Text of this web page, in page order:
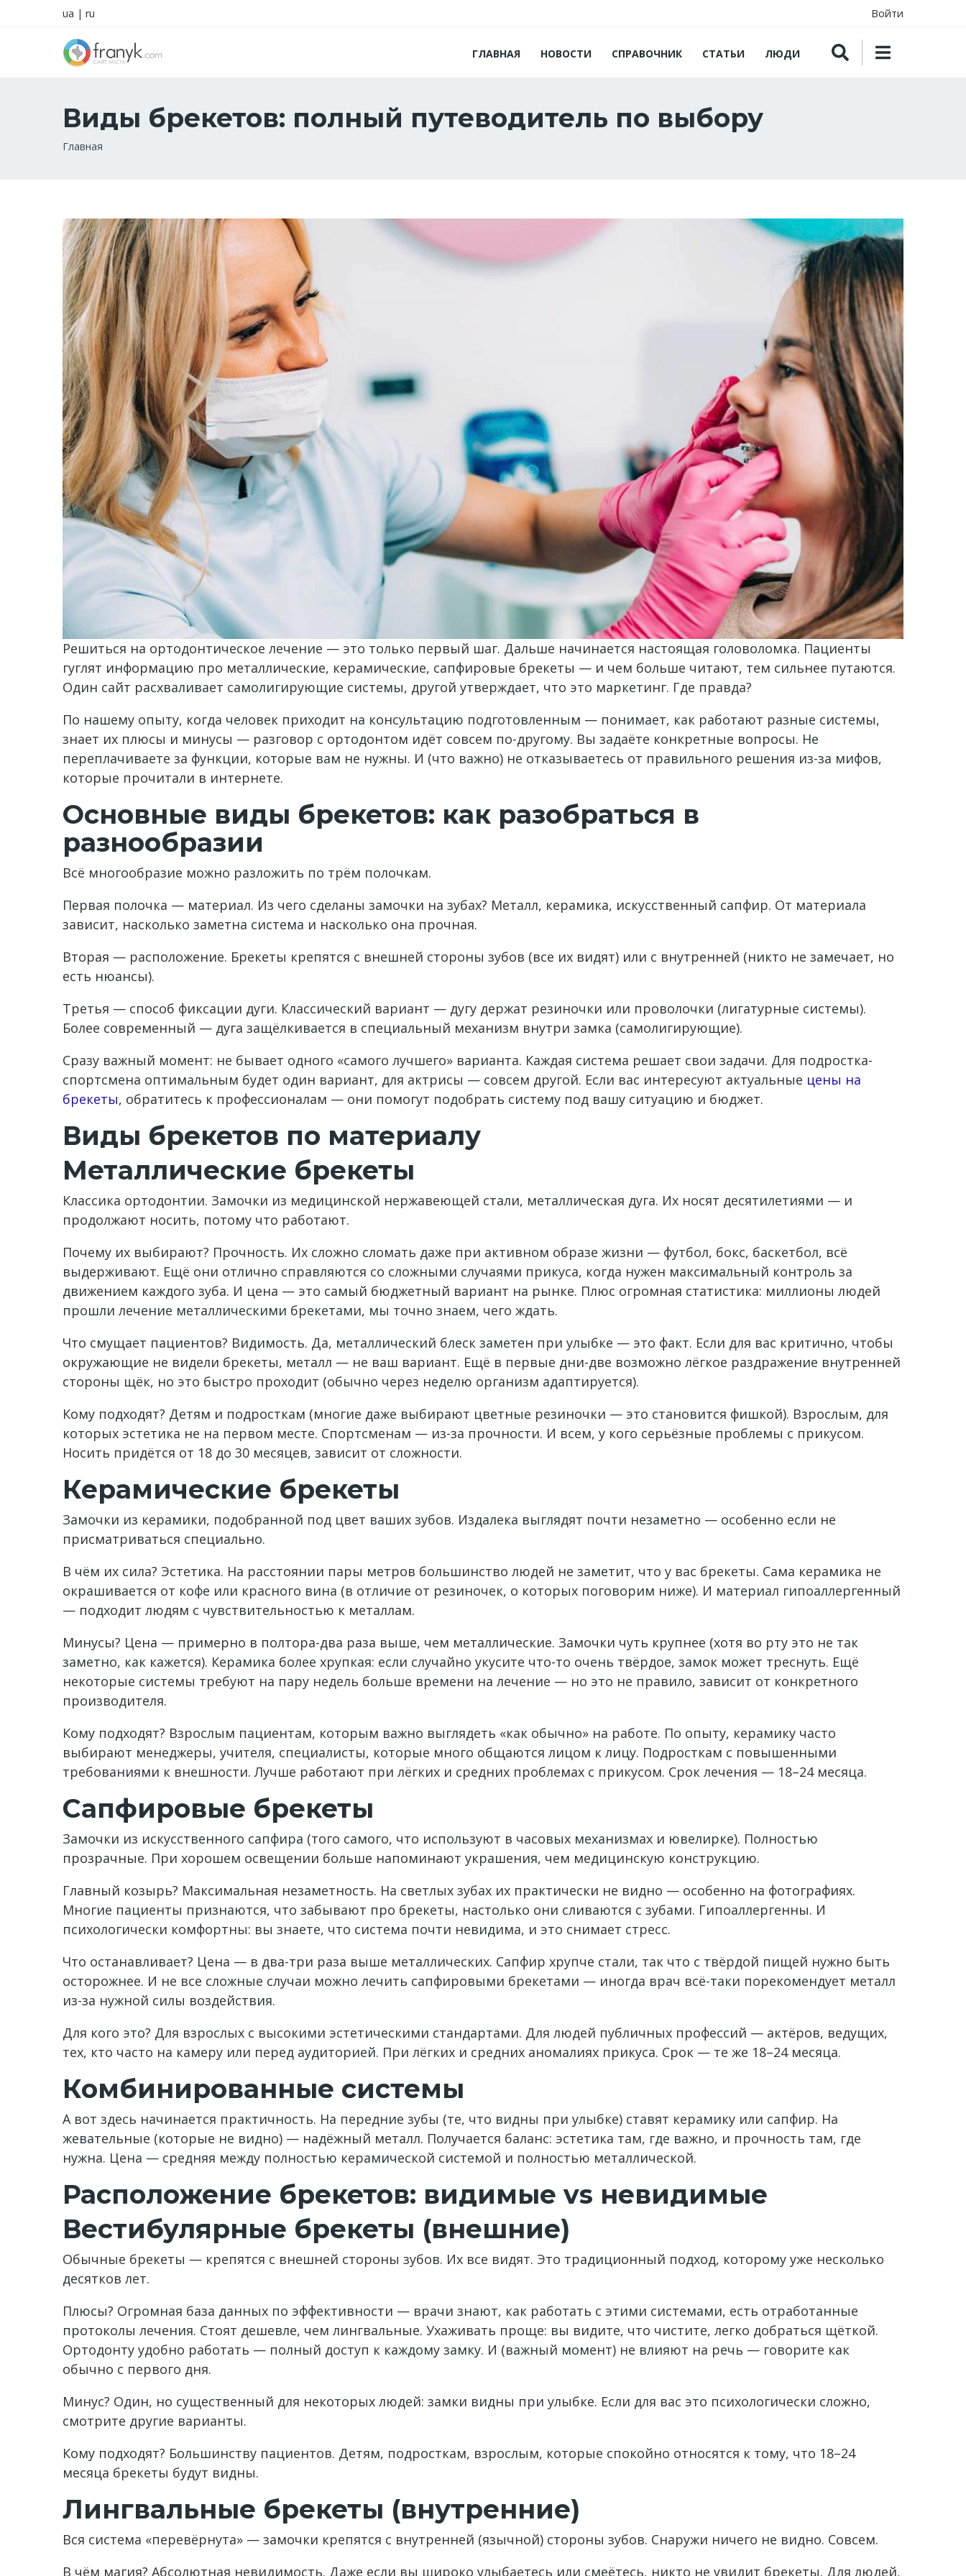
ua | ru Войти
ГЛАВНАЯ НОВОСТИ СПРАВОЧНИК СТАТЬИ ЛЮДИ
Виды брекетов: полный путеводитель по выбору
Строка
Главная
Решиться на ортодонтическое лечение — это только первый шаг. Дальше начинается настоящая головоломка. Пациенты
гуглят информацию про металлические, керамические, сапфировые брекеты — и чем больше читают, тем сильнее путаются.
Один сайт расхваливает самолигирующие системы, другой утверждает, что это маркетинг. Где правда?
По нашему опыту, когда человек приходит на консультацию подготовленным — понимает, как работают разные системы,
знает их плюсы и минусы — разговор с ортодонтом идёт совсем по-другому. Вы задаёте конкретные вопросы. Не
переплачиваете за функции, которые вам не нужны. И (что важно) не отказываетесь от правильного решения из-за мифов,
которые прочитали в интернете.
Основные виды брекетов: как разобраться в
разнообразии
Всё многообразие можно разложить по трём полочкам.
Первая полочка — материал. Из чего сделаны замочки на зубах? Металл, керамика, искусственный сапфир. От материала
зависит, насколько заметна система и насколько она прочная.
Вторая — расположение. Брекеты крепятся с внешней стороны зубов (все их видят) или с внутренней (никто не замечает, но
есть нюансы).
Третья — способ фиксации дуги. Классический вариант — дугу держат резиночки или проволочки (лигатурные системы).
Более современный — дуга защёлкивается в специальный механизм внутри замка (самолигирующие).
Сразу важный момент: не бывает одного «самого лучшего» варианта. Каждая система решает свои задачи. Для подростка-
спортсмена оптимальным будет один вариант, для актрисы — совсем другой. Если вас интересуют актуальные цены на
брекеты, обратитесь к профессионалам — они помогут подобрать систему под вашу ситуацию и бюджет.
Виды брекетов по материалу
Металлические брекеты
Классика ортодонтии. Замочки из медицинской нержавеющей стали, металлическая дуга. Их носят десятилетиями — и
продолжают носить, потому что работают.
Почему их выбирают? Прочность. Их сложно сломать даже при активном образе жизни — футбол, бокс, баскетбол, всё
выдерживают. Ещё они отлично справляются со сложными случаями прикуса, когда нужен максимальный контроль за
движением каждого зуба. И цена — это самый бюджетный вариант на рынке. Плюс огромная статистика: миллионы людей
прошли лечение металлическими брекетами, мы точно знаем, чего ждать.
Что смущает пациентов? Видимость. Да, металлический блеск заметен при улыбке — это факт. Если для вас критично, чтобы
окружающие не видели брекеты, металл — не ваш вариант. Ещё в первые дни-две возможно лёгкое раздражение внутренней
стороны щёк, но это быстро проходит (обычно через неделю организм адаптируется).
Кому подходят? Детям и подросткам (многие даже выбирают цветные резиночки — это становится фишкой). Взрослым, для
которых эстетика не на первом месте. Спортсменам — из-за прочности. И всем, у кого серьёзные проблемы с прикусом.
Носить придётся от 18 до 30 месяцев, зависит от сложности.
Керамические брекеты
Замочки из керамики, подобранной под цвет ваших зубов. Издалека выглядят почти незаметно — особенно если не
присматриваться специально.
В чём их сила? Эстетика. На расстоянии пары метров большинство людей не заметит, что у вас брекеты. Сама керамика не
окрашивается от кофе или красного вина (в отличие от резиночек, о которых поговорим ниже). И материал гипоаллергенный
— подходит людям с чувствительностью к металлам.
Минусы? Цена — примерно в полтора-два раза выше, чем металлические. Замочки чуть крупнее (хотя во рту это не так
заметно, как кажется). Керамика более хрупкая: если случайно укусите что-то очень твёрдое, замок может треснуть. Ещё
некоторые системы требуют на пару недель больше времени на лечение — но это не правило, зависит от конкретного
производителя.
Кому подходят? Взрослым пациентам, которым важно выглядеть «как обычно» на работе. По опыту, керамику часто
выбирают менеджеры, учителя, специалисты, которые много общаются лицом к лицу. Подросткам с повышенными
требованиями к внешности. Лучше работают при лёгких и средних проблемах с прикусом. Срок лечения — 18–24 месяца.
Сапфировые брекеты
Замочки из искусственного сапфира (того самого, что используют в часовых механизмах и ювелирке). Полностью
прозрачные. При хорошем освещении больше напоминают украшения, чем медицинскую конструкцию.
Главный козырь? Максимальная незаметность. На светлых зубах их практически не видно — особенно на фотографиях.
Многие пациенты признаются, что забывают про брекеты, настолько они сливаются с зубами. Гипоаллергенны. И
психологически комфортны: вы знаете, что система почти невидима, и это снимает стресс.
Что останавливает? Цена — в два-три раза выше металлических. Сапфир хрупче стали, так что с твёрдой пищей нужно быть
осторожнее. И не все сложные случаи можно лечить сапфировыми брекетами — иногда врач всё-таки порекомендует металл
из-за нужной силы воздействия.
Для кого это? Для взрослых с высокими эстетическими стандартами. Для людей публичных профессий — актёров, ведущих,
тех, кто часто на камеру или перед аудиторией. При лёгких и средних аномалиях прикуса. Срок — те же 18–24 месяца.
Комбинированные системы
А вот здесь начинается практичность. На передние зубы (те, что видны при улыбке) ставят керамику или сапфир. На
жевательные (которые не видно) — надёжный металл. Получается баланс: эстетика там, где важно, и прочность там, где
нужна. Цена — средняя между полностью керамической системой и полностью металлической.
Расположение брекетов: видимые vs невидимые
Вестибулярные брекеты (внешние)
Обычные брекеты — крепятся с внешней стороны зубов. Их все видят. Это традиционный подход, которому уже несколько
десятков лет.
Плюсы? Огромная база данных по эффективности — врачи знают, как работать с этими системами, есть отработанные
протоколы лечения. Стоят дешевле, чем лингвальные. Ухаживать проще: вы видите, что чистите, легко добраться щёткой.
Ортодонту удобно работать — полный доступ к каждому замку. И (важный момент) не влияют на речь — говорите как
обычно с первого дня.
Минус? Один, но существенный для некоторых людей: замки видны при улыбке. Если для вас это психологически сложно,
смотрите другие варианты.
Кому подходят? Большинству пациентов. Детям, подросткам, взрослым, которые спокойно относятся к тому, что 18–24
месяца брекеты будут видны.
Лингвальные брекеты (внутренние)
Вся система «перевёрнута» — замочки крепятся с внутренней (язычной) стороны зубов. Снаружи ничего не видно. Совсем.
В чём магия? Абсолютная невидимость. Даже если вы широко улыбаетесь или смеётесь, никто не увидит брекеты. Для людей,